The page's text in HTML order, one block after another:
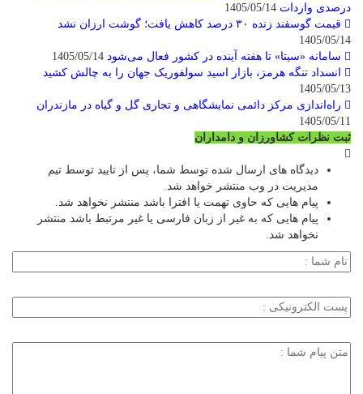
درصدی واردات
قیمت گوسفند زنده ۳۰ درصد کاهش یافت؛ گوشت ارزان نشد
1405/05/14
سامانه «سیتا» تا هفته آینده در کشور فعال می‌شود
انسداد تنگه هرمز، بازار اسید سولفوریک جهان را به چالش کشید
1405/05/13
راه‌اندازی مرکز دائمی نمایشگاهی و تجاری گل و گیاه در مازندران
1405/05/11
ثبت نظرات کشاورزان و دامداران
دیدگاه های ارسال شده توسط شما، پس از تایید توسط تیم
مدیریت در وب منتشر خواهد شد.
پیام هایی که حاوی تهمت یا افترا باشد منتشر نخواهد شد.
پیام هایی که به غیر از زبان فارسی یا غیر مرتبط باشد منتشر
نخواهد شد.